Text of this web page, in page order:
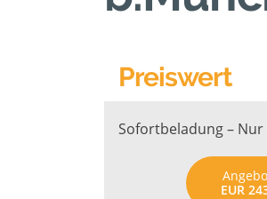
Preiswert
Sofortbeladung –
EUR